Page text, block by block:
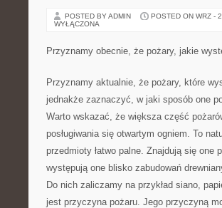
POSTED BY ADMIN POSTED ON WRZ -
WYŁĄCZONA
Przyznamy obecnie, że pożary, jakie
Przyznamy aktualnie, że pożary, które
jednakże zaznaczyć, w jaki sposób one
Warto wskazać, że większa część
posługiwania się otwartym ogniem. To
przedmioty łatwo palne. Znajdują się
występują one blisko zabudowań
Do nich zaliczamy na przykład siano,
jest przyczyna pożaru. Jego przyczyną